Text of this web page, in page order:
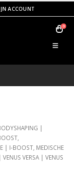
ACCOUNT
0
|
| I-BOOST, MEDISCHE
VERSA | VENUS